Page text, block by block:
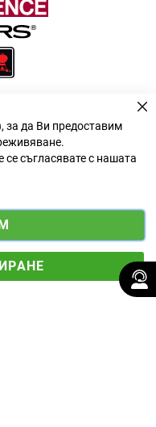
| Обменен курс:
y
o
u
за да Ви предоставим
съгласявате с нашата